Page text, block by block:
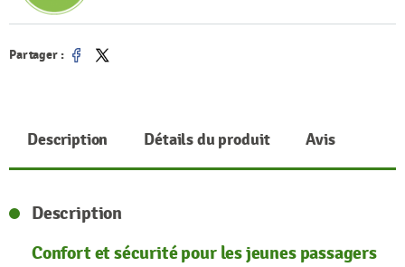
Partager :
Partager
Tweet
Description Détails du produit Avis
Description
Confort et sécurité pour les jeunes passagers